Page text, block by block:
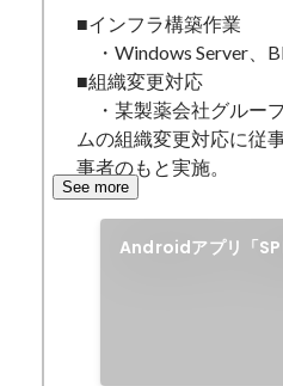
■インフラ構築作業
・Windows Server、
■組織変更対応
・某製薬会社グルー
ムの組織変更対応に従
事者のもと実施。
See more
Androidアプリ「